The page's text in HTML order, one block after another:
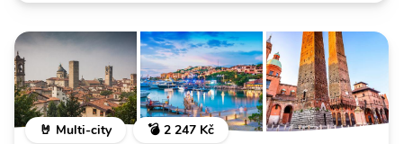
🤘 Multi-city 💣 2 247 Kč